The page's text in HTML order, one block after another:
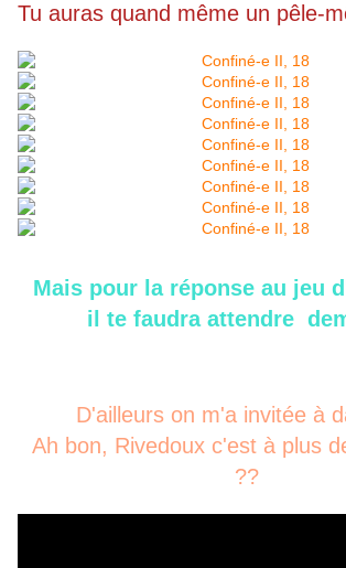
Tu auras quand même un pêle-
Mais pour la réponse au jeu
il te faudra attendre
D'ailleurs on m'a invitée à
Ah bon, Rivedoux c'est à plus
??